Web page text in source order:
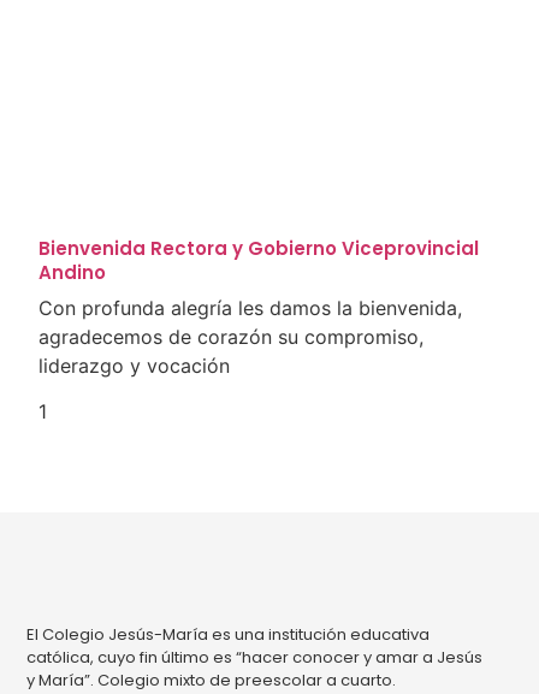
Bienvenida Rectora y Gobierno Viceprovincial
Andino
Con profunda alegría les damos la bienvenida,
agradecemos de corazón su compromiso,
liderazgo y vocación
El Colegio Jesús-María es una institución educativa
católica, cuyo fin último es “hacer conocer y amar a Jesús
y María”. Colegio mixto de preescolar a cuarto.